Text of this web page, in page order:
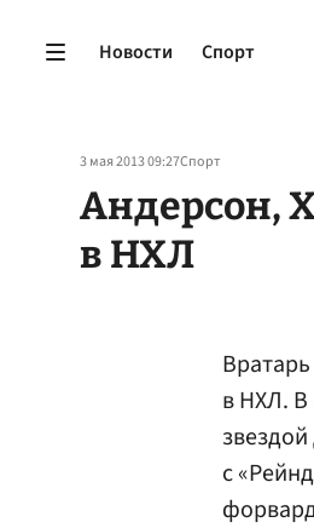
Новости Спорт
3 мая 2013 09:27Спорт
Андерсон,
в НХЛ
в НХЛ. В
с